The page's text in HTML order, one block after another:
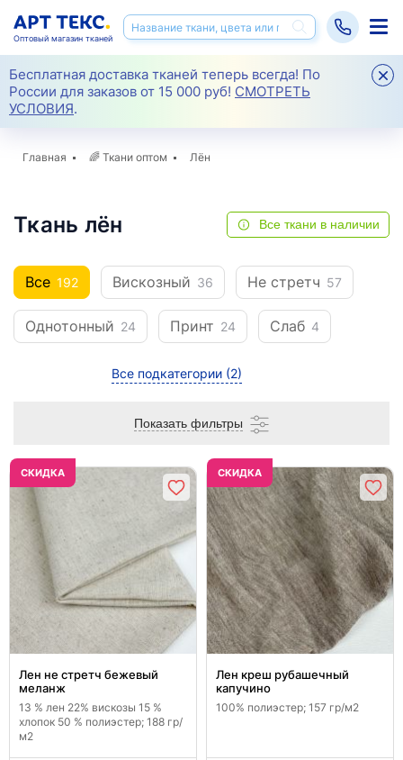
Бесплатная доставка тканей теперь всегда! По
России для заказов от 15 000 руб! СМОТРЕТЬ
УСЛОВИЯ.
Оптовый магазин тканей
Главная 🌈 Ткани оптом Лён
Ткань лён Все ткани в наличии
Все 192 Вискозный 36 Не стретч 57
Однотонный 24 Принт 24 Слаб 4
Все подкатегории (2)
Показать фильтры
CКИДКА
Лен не стретч бежевый
меланж
13 % лен 22% вискозы 15 %
хлопок 50 % полиэстер; 188 гр/
м2
CКИДКА
Лен креш рубашечный
капучино
100% полиэстер; 157 гр/м2